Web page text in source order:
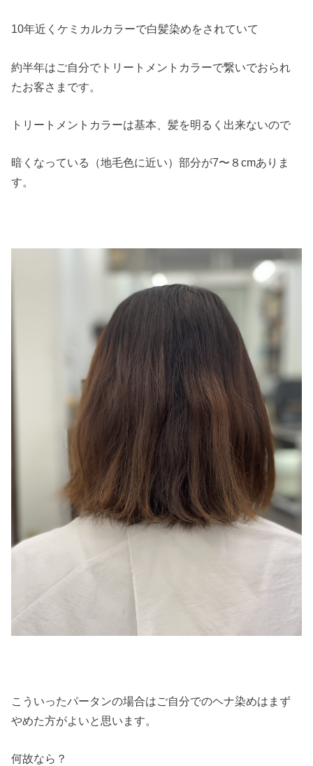
10年近くケミカルカラーで白髪染めをされていて
約半年はご自分でトリートメントカラーで繋いでおられ
たお客さまです。
トリートメントカラーは基本、髪を明るく出来ないので
暗くなっている（地毛色に近い）部分が7〜８cmありま
す。
こういったパータンの場合はご自分でのヘナ染めはまず
やめた方がよいと思います。
何故なら？